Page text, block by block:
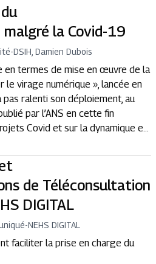
la Covid-19
-DSIH, Damien Dubois
en termes de mise en œuvre de la
virage numérique », lancée en
pas ralenti son déploiement, au
par l’ANS en cette fin
Covid et sur la dynamique e...
de Téléconsultation
DIGITAL
-NEHS DIGITAL
faciliter la prise en charge du